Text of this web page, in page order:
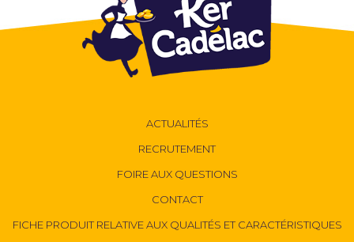
ACTUALITÉS
RECRUTEMENT
FOIRE AUX QUESTIONS
CONTACT
FICHE PRODUIT RELATIVE AUX QUALITÉS ET CARACTÉRISTIQUES